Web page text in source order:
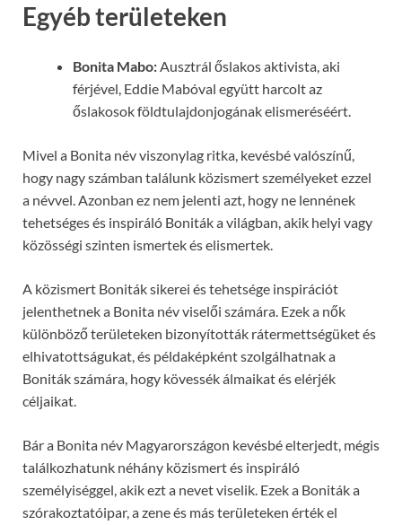
Egyéb területeken
Bonita Mabo:Ausztrál őslakos aktivista, aki
férjével, Eddie Mabóval együtt harcolt az
őslakosok földtulajdonjogának elismeréséért.
Mivel a Bonita név viszonylag ritka, kevésbé valószínű,
hogy nagy számban találunk közismert személyeket ezzel
a névvel. Azonban ez nem jelenti azt, hogy ne lennének
tehetséges és inspiráló Boniták a világban, akik helyi vagy
közösségi szinten ismertek és elismertek.
A közismert Boniták sikerei és tehetsége inspirációt
jelenthetnek a Bonita név viselői számára. Ezek a nők
különböző területeken bizonyították rátermettségüket és
elhivatottságukat, és példaképként szolgálhatnak a
Boniták számára, hogy kövessék álmaikat és elérjék
céljaikat.
Bár a Bonita név Magyarországon kevésbé elterjedt, mégis
találkozhatunk néhány közismert és inspiráló
személyiséggel, akik ezt a nevet viselik. Ezek a Boniták a
szórakoztatóipar, a zene és más területeken érték el